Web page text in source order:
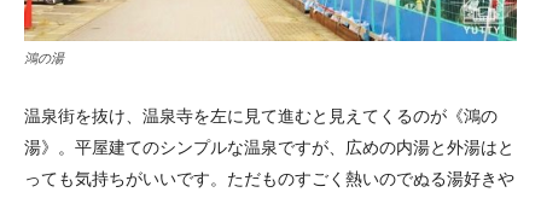
鴻の湯
温泉街を抜け、温泉寺を左に見て進むと見えてくるのが《鴻の
湯》。平屋建てのシンプルな温泉ですが、広めの内湯と外湯はと
っても気持ちがいいです。ただものすごく熱いのでぬる湯好きや